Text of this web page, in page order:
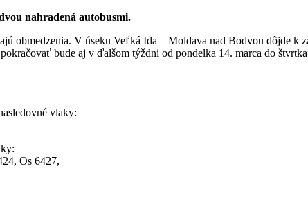
nahradená autobusmi.
obmedzenia. V úseku Veľká Ida – Moldava nad Bodvou dôjde k
bude aj v ďalšom týždni od pondelka 14. marca do
vlaky:
Os 6427,